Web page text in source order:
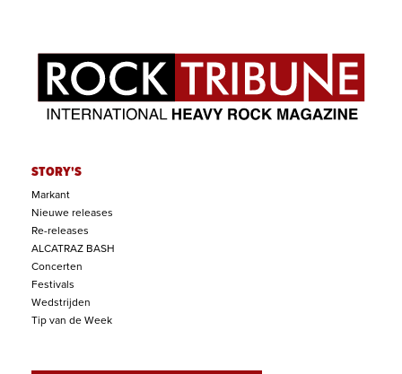
STORY'S
Markant
Nieuwe releases
Re-releases
ALCATRAZ BASH
Concerten
Festivals
Wedstrijden
Tip van de Week